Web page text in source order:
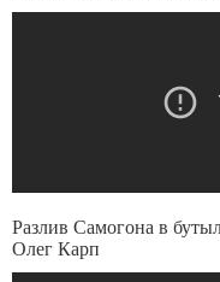
Разлив Самогона в
Олег Карп